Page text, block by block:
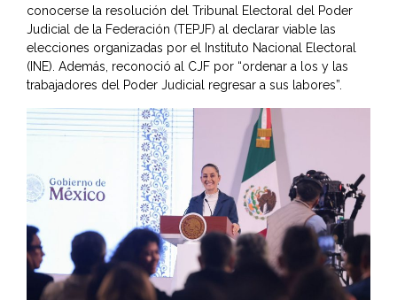
conocerse la resolución del Tribunal Electoral del Poder
Judicial de la Federación (TEPJF) al declarar viable las
elecciones organizadas por el Instituto Nacional Electoral
(INE). Además, reconoció al CJF por “ordenar a los y las
trabajadores del Poder Judicial regresar a sus labores”.